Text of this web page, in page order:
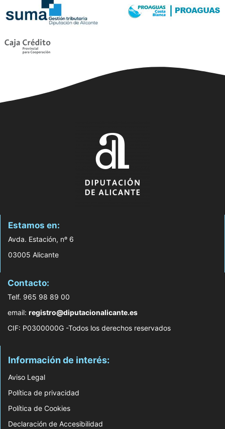
Estamos en:
Avda. Estación, nº 6
03005 Alicante
Contacto:
Telf. 965 98 89 00
email: registro@diputacionalicante.es
CIF: P0300000G -Todos los derechos reservados
Información de interés:
Aviso Legal
Política de privacidad
Política de Cookies
Declaración de Accesibilidad